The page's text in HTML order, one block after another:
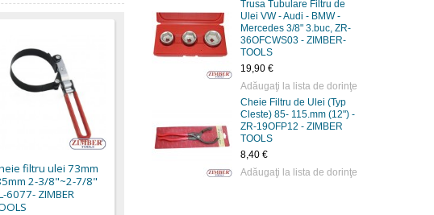
Trusa Tubulare Filtru de
Ulei VW - Audi - BMW -
Mercedes 3/8" 3.buc, ZR-
36OFCWS03 - ZIMBER-
TOOLS
19,90 €
Adăugaţi la lista de dorinţe
Cheie Filtru de Ulei (Typ
Cleste) 85- 115.mm (12") -
ZR-19OFP12 - ZIMBER
TOOLS
8,40 €
Adăugaţi la lista de dorinţe
filtru ulei 73mm
2-3/8"~2-7/8"
6077- ZIMBER
-95mm 2-3/8"~2-7/8" -
ZL-6078 - ZIMBER
TOOLS
Cheie filtru ulei 95-
110mm 2-3/8"~2-7/8" -
ZIMBER